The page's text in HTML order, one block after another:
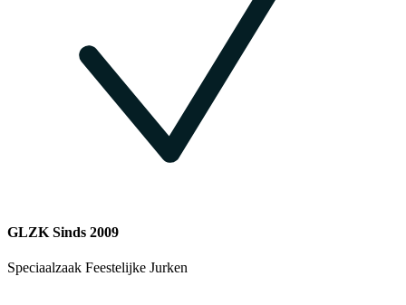
GLZK Sinds 2009
Speciaalzaak Feestelijke Jurken